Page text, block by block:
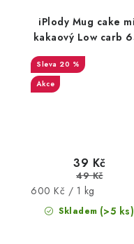
iPlody Mug cake
kakaový Low carb
20 %
Akce
Skladem (>5 ks)
39 Kč
49 Kč
Měrná
cena:
600 Kč / 1 kg